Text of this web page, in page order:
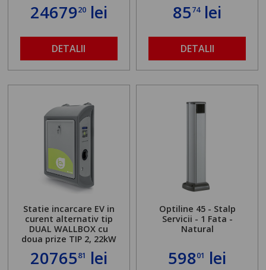
2467920lei
DETALII
8574lei
DETALII
Statie incarcare EV in
curent alternativ tip
DUAL WALLBOX cu
doua prize TIP 2, 22kW
2076581 lei
Optiline 45 - Stalp
Servicii - 1 Fata -
Natural
59801 lei